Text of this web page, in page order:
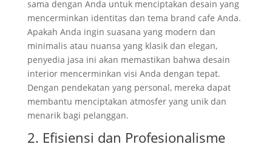
sama dengan Anda untuk menciptakan desain yang
mencerminkan identitas dan tema brand cafe Anda.
Apakah Anda ingin suasana yang modern dan
minimalis atau nuansa yang klasik dan elegan,
penyedia jasa ini akan memastikan bahwa desain
interior mencerminkan visi Anda dengan tepat.
Dengan pendekatan yang personal, mereka dapat
membantu menciptakan atmosfer yang unik dan
menarik bagi pelanggan.
2. Efisiensi dan Profesionalisme